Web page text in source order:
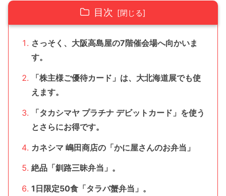
目次
さっそく、大阪高島屋の7階催会場へ向かいま
す。
「株主様ご優待カード」は、大北海道展でも使
えます。
「タカシマヤ プラチナ デビットカード」を使う
とさらにお得です。
カネシマ 嶋田商店の「かに屋さんのお弁当」
絶品「釧路三昧弁当」。
1日限定50食「タラバ蟹弁当」。